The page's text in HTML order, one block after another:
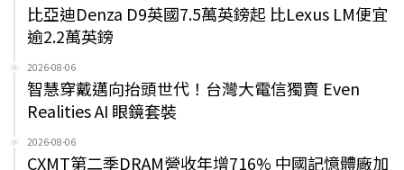
比亞迪Denza D9英國7.5萬英鎊起 比Lexus LM便宜
逾2.2萬英鎊
2026-08-06
智慧穿戴邁向抬頭世代！台灣大電信獨賣 Even
Realities AI 眼鏡套裝
2026-08-06
CXMT第二季DRAM營收年增716% 中國記憶體廠加